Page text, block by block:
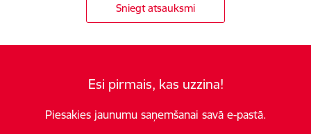
Sniegt atsauksmi
Esi pirmais, kas uzzina!
Piesakies jaunumu saņemšanai savā e-pastā.